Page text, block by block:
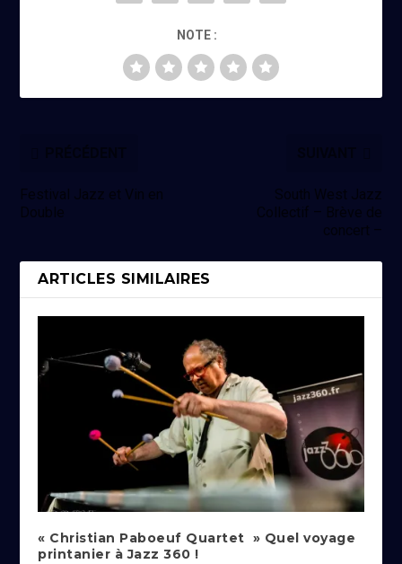
NOTE :
Festival Jazz et Vin en
Double
South West Jazz
Collectif – Brève de
concert –
ARTICLES SIMILAIRES
« Christian Paboeuf Quartet » Quel voyage
printanier à Jazz 360 !